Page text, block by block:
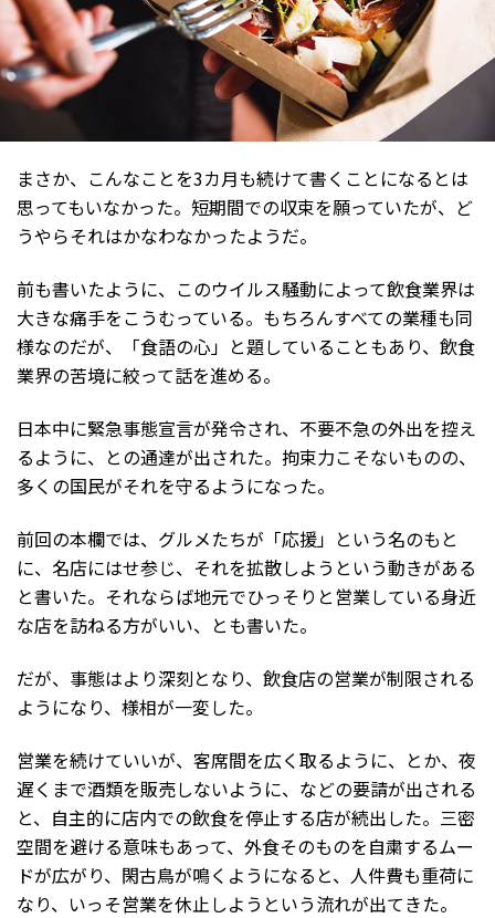
まさか、こんなことを3カ月も続けて書くことになるとは
思ってもいなかった。短期間での収束を願っていたが、ど
うやらそれはかなわなかったようだ。
前も書いたように、このウイルス騒動によって飲食業界は
大きな痛手をこうむっている。もちろんすべての業種も同
様なのだが、「食語の心」と題していることもあり、飲食
業界の苦境に絞って話を進める。
日本中に緊急事態宣言が発令され、不要不急の外出を控え
るように、との通達が出された。拘束力こそないものの、
多くの国民がそれを守るようになった。
前回の本欄では、グルメたちが「応援」という名のもと
に、名店にはせ参じ、それを拡散しようという動きがある
と書いた。それならば地元でひっそりと営業している身近
な店を訪ねる方がいい、とも書いた。
だが、事態はより深刻となり、飲食店の営業が制限される
ようになり、様相が一変した。
営業を続けていいが、客席間を広く取るように、とか、夜
遅くまで酒類を販売しないように、などの要請が出される
と、自主的に店内での飲食を停止する店が続出した。三密
空間を避ける意味もあって、外食そのものを自粛するムー
ドが広がり、閑古鳥が鳴くようになると、人件費も重荷に
なり、いっそ営業を休止しようという流れが出てきた。